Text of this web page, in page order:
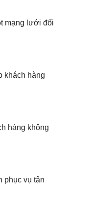
mạng lưới đối
khách hàng
hàng không
phục vụ tận